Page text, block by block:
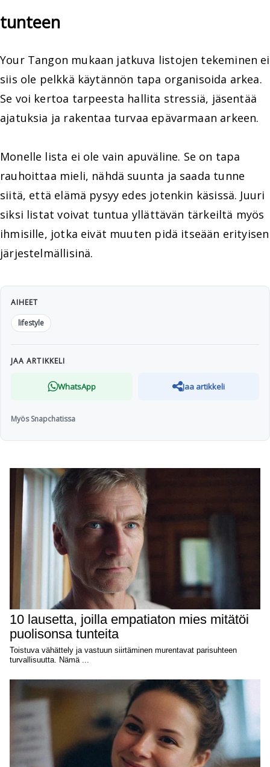
tunteen
Your Tangon mukaan jatkuva listojen tekeminen ei
siis ole pelkkä käytännön tapa organisoida arkea.
Se voi kertoa tarpeesta hallita stressiä, jäsentää
ajatuksia ja rakentaa turvaa epävarmaan arkeen.
Monelle lista ei ole vain apuväline. Se on tapa
rauhoittaa mieli, nähdä suunta ja saada tunne
siitä, että elämä pysyy edes jotenkin käsissä. Juuri
siksi listat voivat tuntua yllättävän tärkeiltä myös
ihmisille, jotka eivät muuten pidä itseään erityisen
järjestelmällisinä.
AIHEET
lifestyle
JAA ARTIKKELI
WhatsApp Jaa artikkeli
Myös Snapchatissa